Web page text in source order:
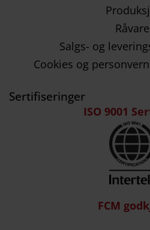
Salgs- og
Cookies og
Sertifiseringer
ISO 9001
FCM